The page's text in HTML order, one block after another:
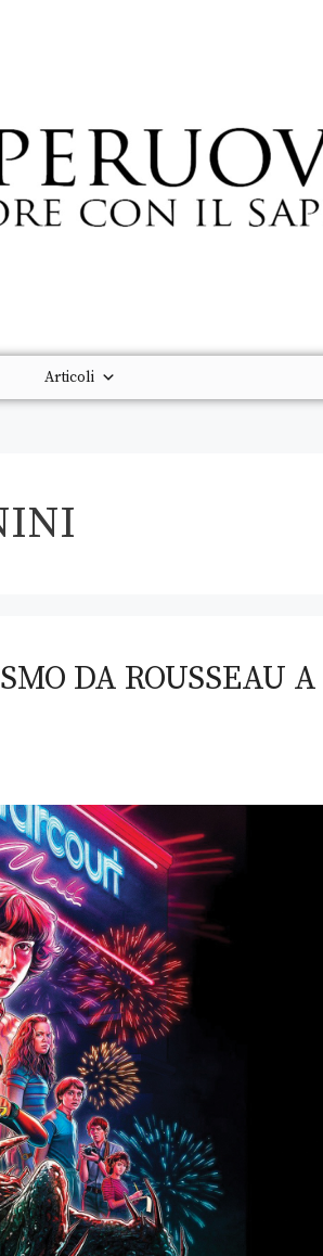
Articoli
DA ROUSSEAU A